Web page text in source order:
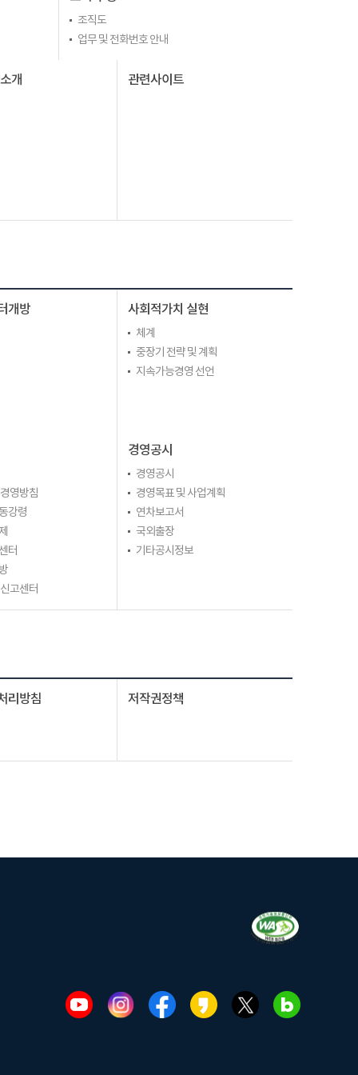
조직도
업무 및 전화번호 안내
개 관련사이트
개방 사회적가치 실현
체계
중장기 전략 및 계획
지속가능경영 선언
영방침
강령
터
고센터
경영공시
경영공시
경영목표 및 사업계획
연차보고서
국외출장
기타공시정보
리방침 저작권정책